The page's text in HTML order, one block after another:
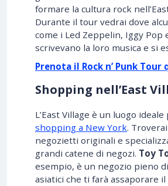
formare la cultura rock
Durante il tour vedrai dove
come i Led Zeppelin, Iggy Pop
scrivevano la loro musica e si
Prenota il Rock n’ Punk Tour
Shopping nell’East
L’East Village è un luogo
shopping a New York.
negozietti originali e
grandi catene di negozi. Toy
esempio, è un negozio pieno
asiatici che ti farà assaporare il